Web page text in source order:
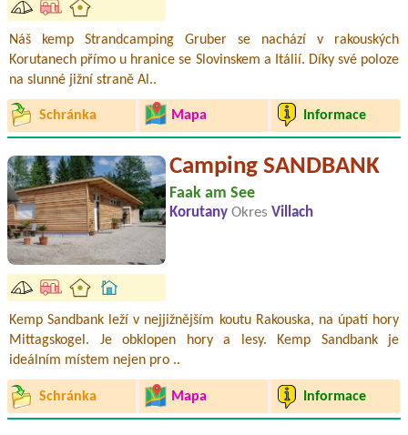
Náš kemp Strandcamping Gruber se nachází v rakouských
Korutanech přímo u hranice se Slovinskem a Itálií. Díky své poloze
na slunné jižní straně Al..
Schránka Mapa Informace
Camping SANDBANK
Faak am See
Korutany Okres Villach
Kemp Sandbank leží v nejjižnějším koutu Rakouska, na úpatí hory
Mittagskogel. Je obklopen hory a lesy. Kemp Sandbank je
ideálním místem nejen pro ..
Schránka Mapa Informace